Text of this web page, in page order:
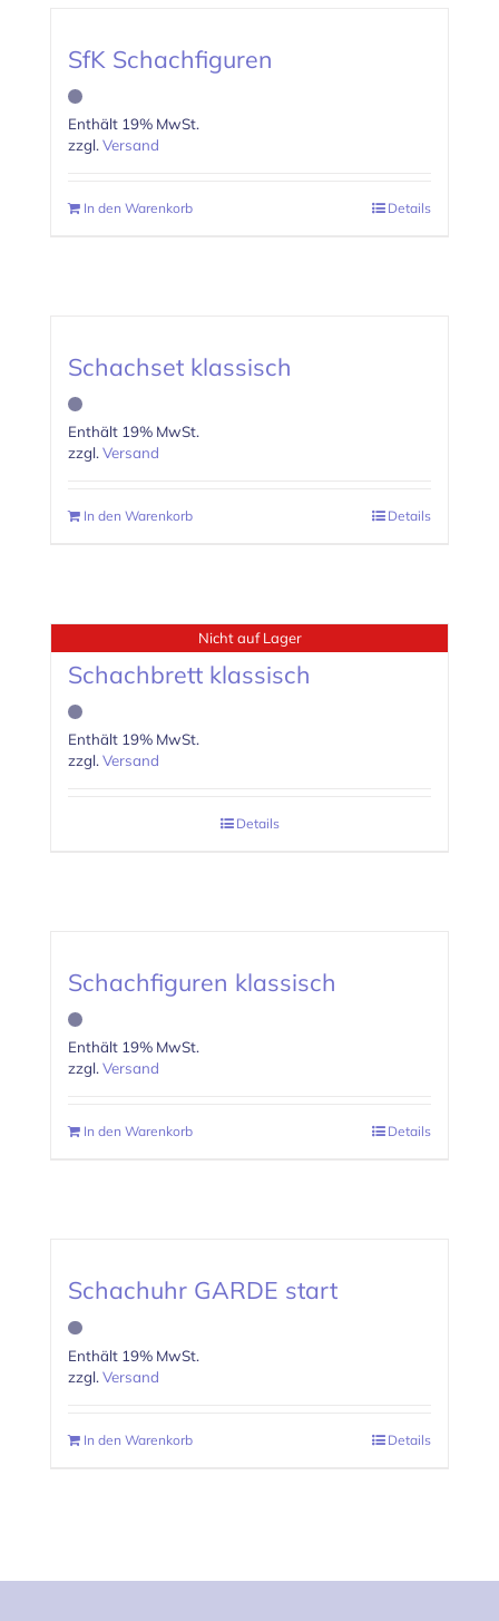
SfK Schachfiguren
Enthält 19% MwSt.
zzgl. Versand
In den Warenkorb Details
Schachset klassisch
Enthält 19% MwSt.
zzgl. Versand
In den Warenkorb Details
Nicht auf Lager
Schachbrett klassisch
Enthält 19% MwSt.
zzgl. Versand
Details
Schachfiguren klassisch
Enthält 19% MwSt.
zzgl.Versand
In den Warenkorb Details
Schachuhr GARDE start
Enthält 19% MwSt.
zzgl. Versand
In den Warenkorb Details